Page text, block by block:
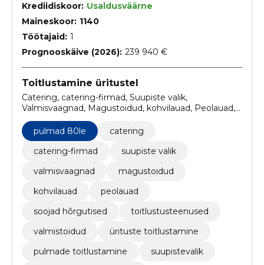
Krediidiskoor: Usaldusväärne
Maineskoor: 1140
Töötajaid: 1
Prognooskäive (2026): 239 940 €
Toitlustamine üritustel
Catering, catering-firmad, Suupiste valik,
Valmisvaagnad, Magustoidud, kohvilauad, Peolauad,
Soojad hõrgutised, toitlustusteenused, valmistoidud
pulmad 80le
catering
catering-firmad
suupiste valik
valmisvaagnad
magustoidud
kohvilauad
peolauad
soojad hõrgutised
toitlustusteenused
valmistoidud
ürituste toitlustamine
pulmade toitlustamine
suupistevalik